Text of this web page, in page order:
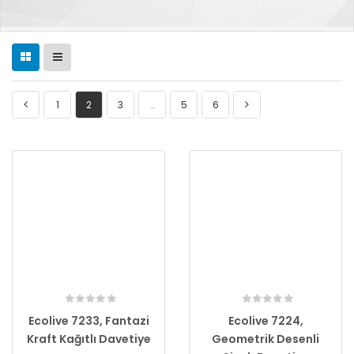
1 2 3 … 5 6
Ecolive 7233, Fantazi
Kraft Kağıtlı Davetiye
Ecolive 7224,
Geometrik Desenli